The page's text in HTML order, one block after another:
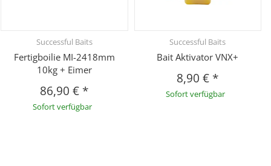
Successful Baits
Fertigboilie MI-2418mm
10kg + Eimer
86,90 € *
Sofort verfügbar
Successful Baits
Bait Aktivator VNX+
8,90 € *
Sofort verfügbar